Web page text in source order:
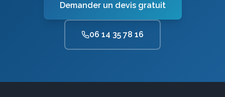
Demander un devis gratuit
06 14 35 78 16